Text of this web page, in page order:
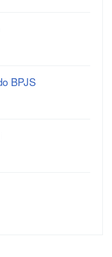
BPJS